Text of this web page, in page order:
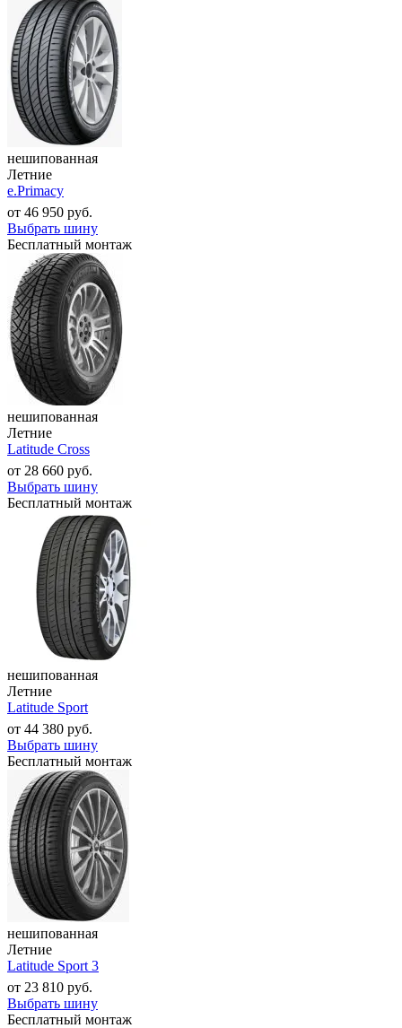
нешипованная
Летние
e.Primacy
от 46 950 руб.
Выбрать шину
Бесплатный монтаж
нешипованная
Летние
Latitude Cross
от 28 660 руб.
Выбрать шину
Бесплатный монтаж
нешипованная
Летние
Latitude Sport
от 44 380 руб.
Выбрать шину
Бесплатный монтаж
нешипованная
Летние
Latitude Sport 3
от 23 810 руб.
Выбрать шину
Бесплатный монтаж